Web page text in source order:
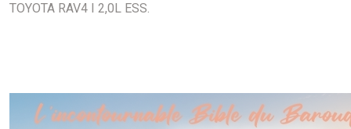
TOYOTA RAV4 I 2,0L ESS.